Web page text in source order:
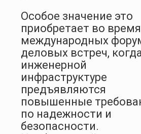
Особое значение это
приобретает во время
международных
деловых встреч,
инженерной
инфраструктуре
предъявляются
повышенные
по надежности и
безопасности.